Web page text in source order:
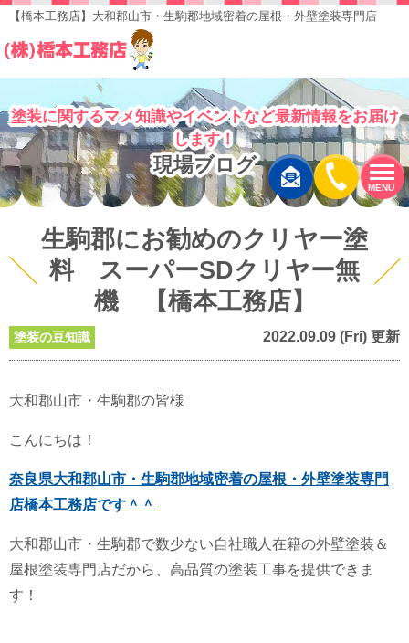
MENU
【橋本工務店】大和郡山市・生駒郡地域密着の屋根・外壁塗装専門店
塗装に関するマメ知識やイベントなど最新情報をお届け
します！
現場ブログ
生駒郡にお勧めのクリヤー塗
料 スーパーSDクリヤー無
機 【橋本工務店】
塗装の豆知識 2022.09.09 (Fri) 更新
大和郡山市・生駒郡の皆様
こんにちは！
奈良県大和郡山市・生駒郡地域密着の屋根・外壁塗装専門
店橋本工務店です＾＾
大和郡山市・生駒郡で数少ない自社職人在籍の外壁塗装＆
屋根塗装専門店だから、高品質の塗装工事を提供できま
す！